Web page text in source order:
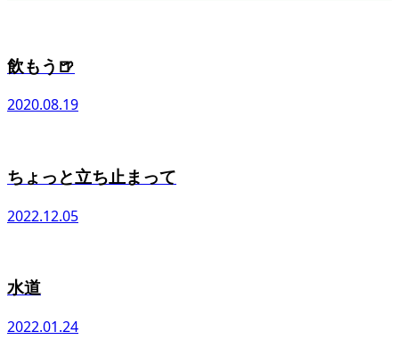
飲もう🍺
2020.08.19
ちょっと立ち止まって
2022.12.05
水道
2022.01.24